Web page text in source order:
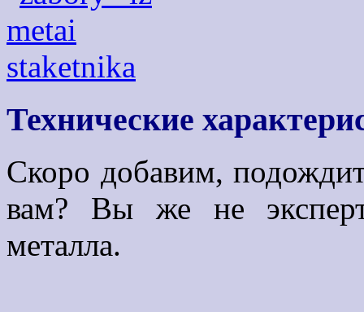
Технические
Скоро добавим,
вам? Вы же не
металла.